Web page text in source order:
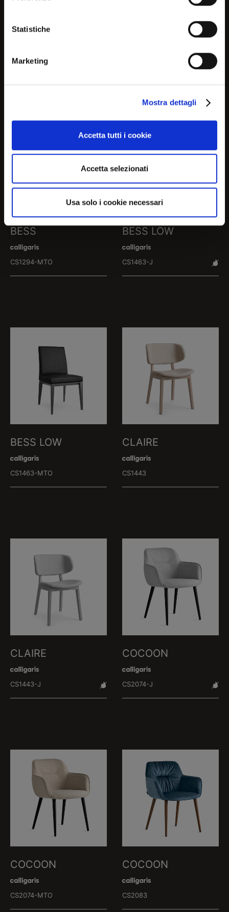
Statistiche
Marketing
Mostra dettagli
Accetta tutti i cookie
Accetta selezionati
Usa solo i cookie necessari
current products and
BESS
CS1294-MTO
BESS LOW
CS1463-J
BESS LOW
CS1463-MTO
CLAIRE
CS1443
CLAIRE
CS1443-J
COCOON
CS2074-J
COCOON
CS2074-MTO
COCOON
CS2083